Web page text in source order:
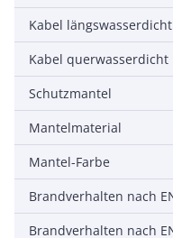
Kabel längswasserdicht
Kabel querwasserdicht
Schutzmantel
Mantelmaterial
Mantel-Farbe